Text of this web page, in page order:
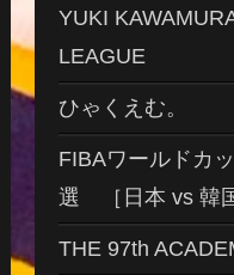
YUKI
LEAGUE
ひゃくえむ。
FIBAワールドカ
選 ［日本 vs 韓
THE 97th